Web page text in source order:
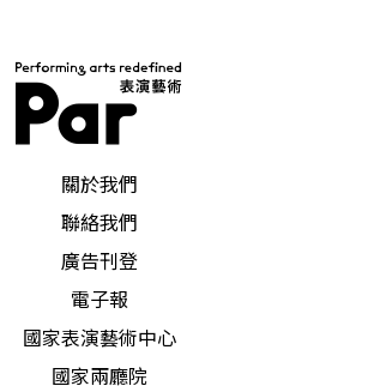
關於我們
聯絡我們
廣告刊登
電子報
國家表演藝術中心
國家兩廳院